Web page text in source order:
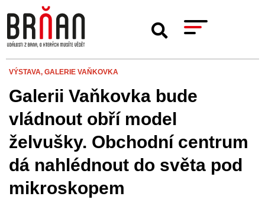
VÝSTAVA, GALERIE VAŇKOVKA
Galerii Vaňkovka bude
vládnout obří model
želvušky. Obchodní centrum
dá nahlédnout do světa pod
mikroskopem